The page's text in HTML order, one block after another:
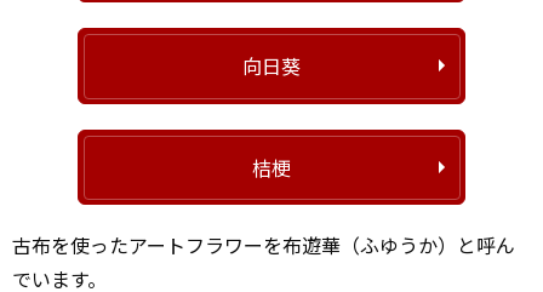
向日葵
桔梗
古布を使ったアートフラワーを布遊華（ふゆうか）と呼ん
でいます。